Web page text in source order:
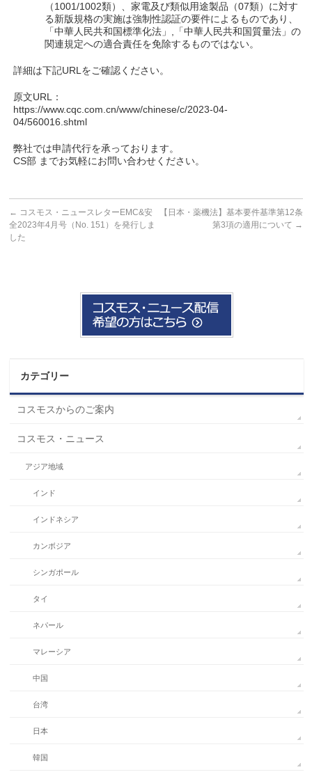
（1001/1002類）、家電及び類似用途製品（07類）に対す
る新版規格の実施は強制性認証の要件によるものであり、
「中華人民共和国標準化法」,「中華人民共和国質量法」の
関連規定への適合責任を免除するものではない。
詳細は下記URLをご確認ください。
原文URL：
https://www.cqc.com.cn/www/chinese/c/2023-04-
04/560016.shtml
弊社では申請代行を承っております。
CS部 までお気軽にお問い合わせください。
← コスモス・ニュースレターEMC&安
全2023年4月号（No. 151）を発行しま
した
【日本・薬機法】基本要件基準第12条
第3項の適用について →
カテゴリー
コスモスからのご案内
コスモス・ニュース
アジア地域
インド
インドネシア
カンボジア
シンガポール
タイ
ネパール
マレーシア
中国
台湾
日本
韓国